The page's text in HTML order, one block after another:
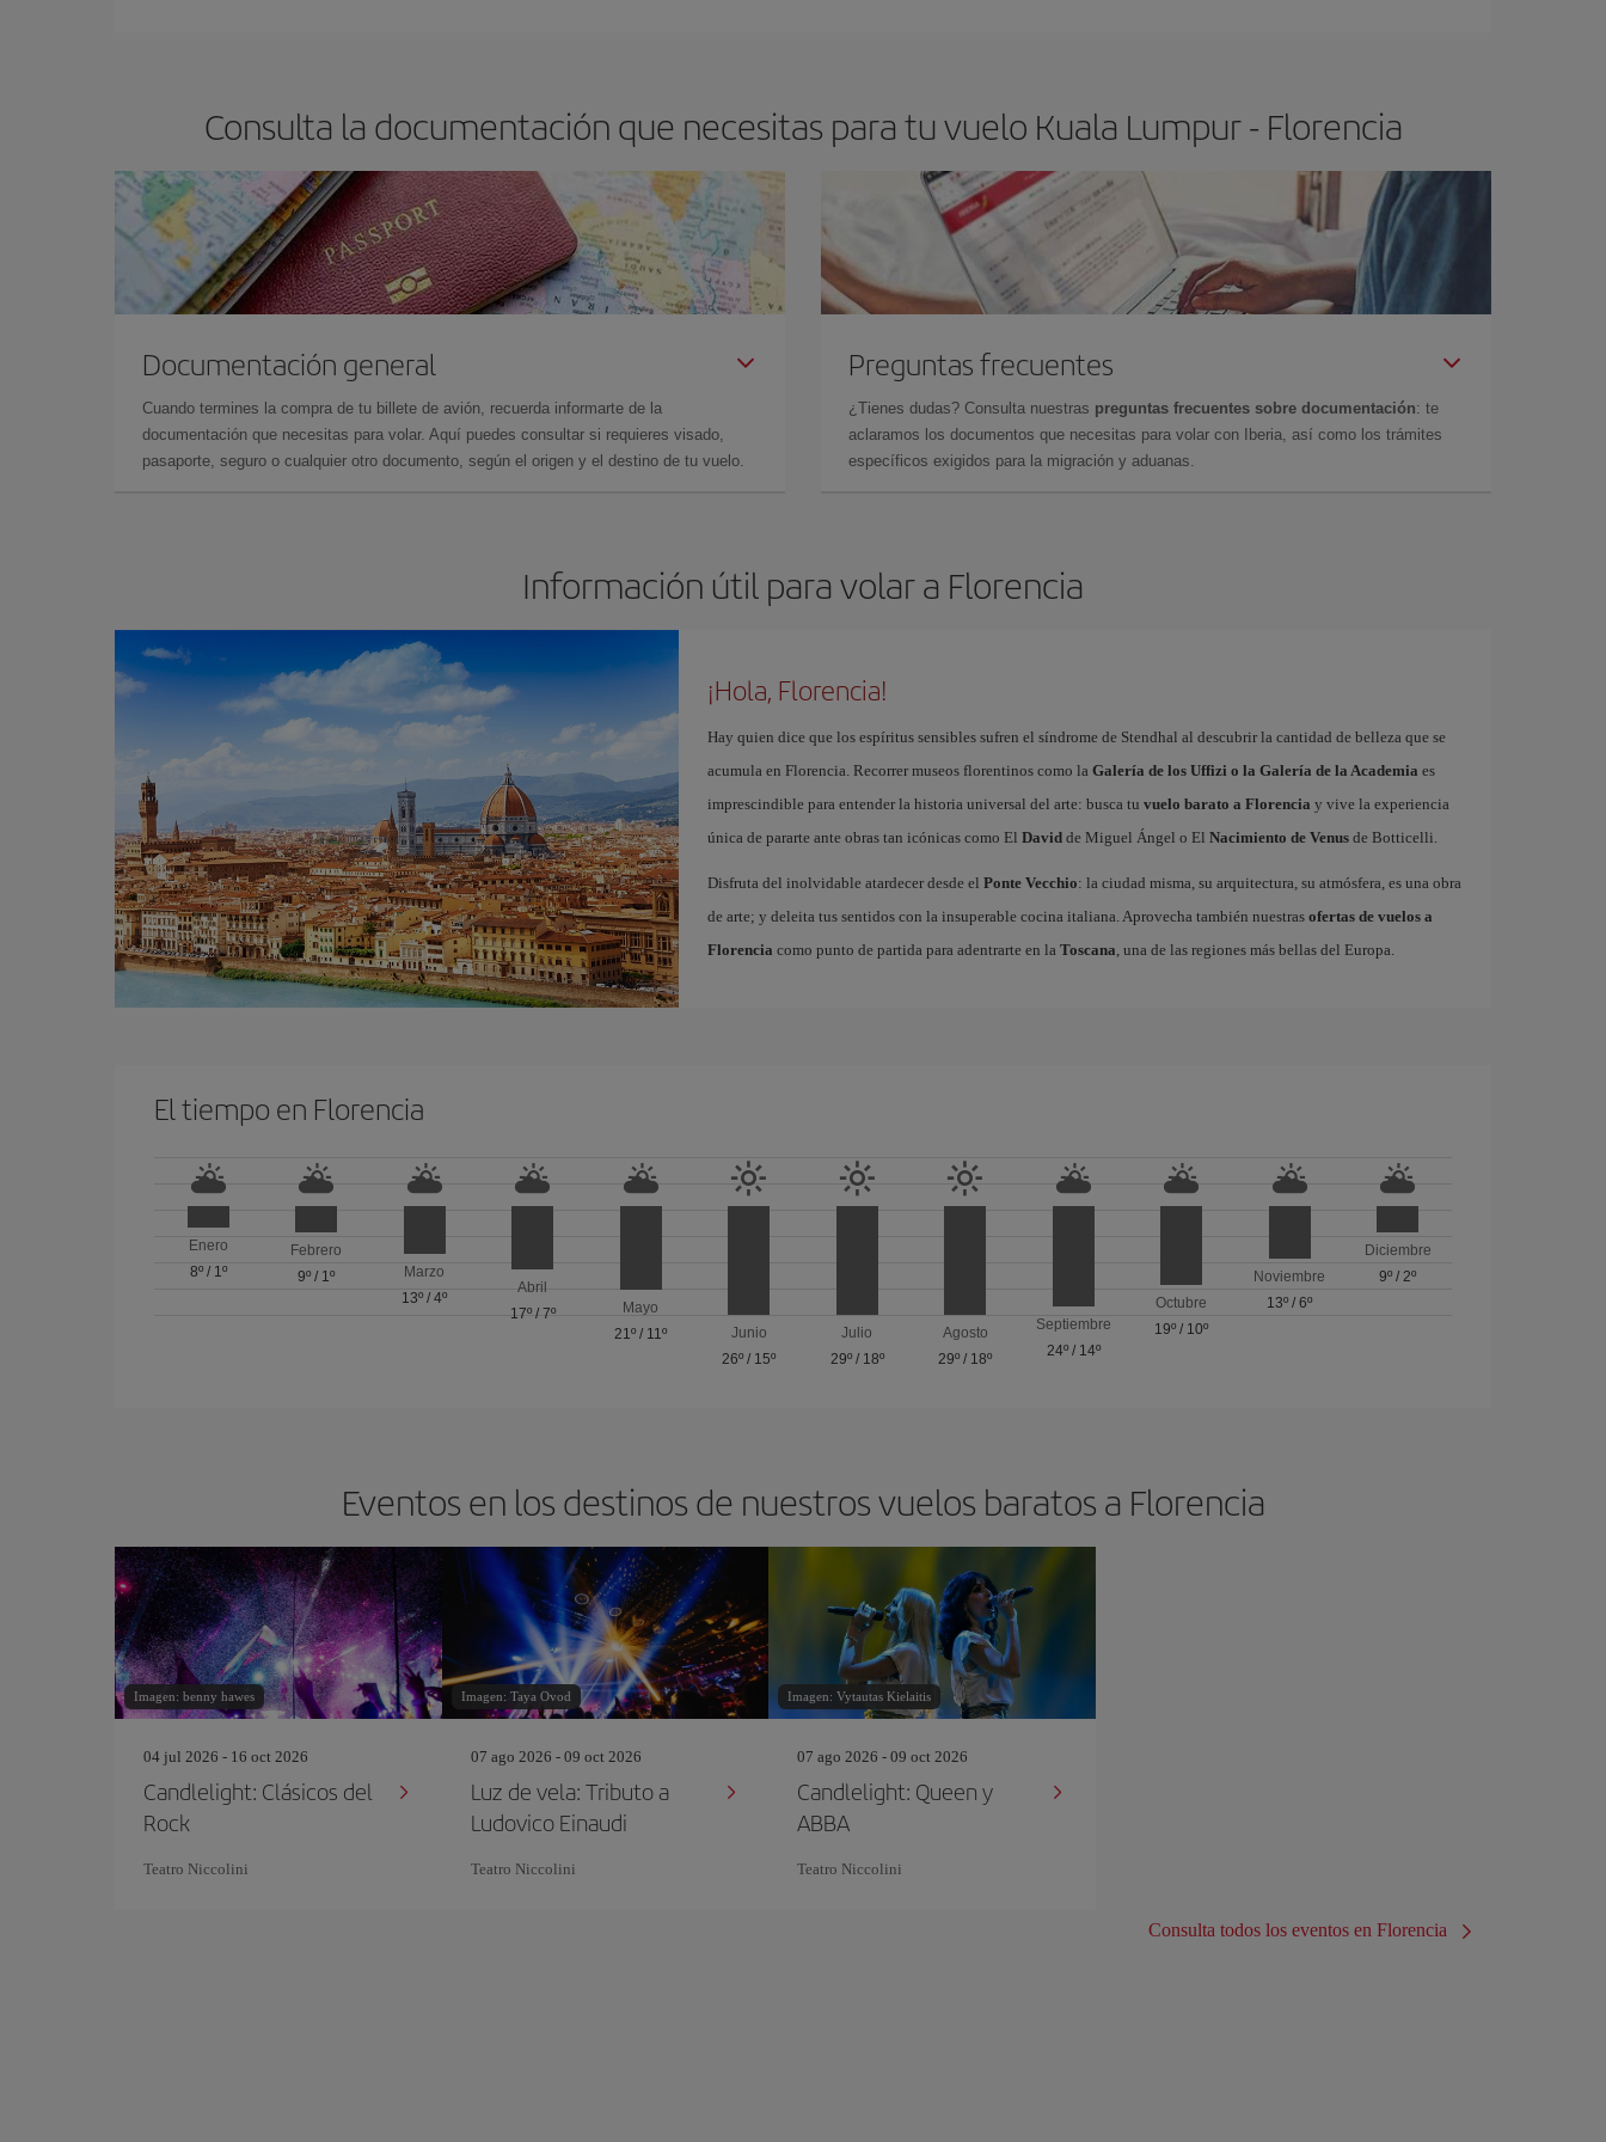
Consulta la documentación que necesitas para tu vuelo Kuala Lumpur - Florencia
Documentación general
Cuando termines la compra de tu billete de avión, recuerda informarte de la
documentación que necesitas para volar. Aquí puedes consultar si requieres visado,
pasaporte, seguro o cualquier otro documento, según el origen y el destino de tu vuelo.
Preguntas frecuentes
¿Tienes dudas? Consulta nuestras preguntas frecuentes sobre documentación: te
aclaramos los documentos que necesitas para volar con Iberia, así como los trámites
específicos exigidos para la migración y aduanas.
Información útil para volar a Florencia
¡Hola, Florencia!
Hay quien dice que los espíritus sensibles sufren el síndrome de Stendhal al descubrir la cantidad de belleza que se
acumula en Florencia. Recorrer museos florentinos como la Galería de los Uffizi o la Galería de la Academia es
imprescindible para entender la historia universal del arte: busca tu vuelo barato a Florencia y vive la experiencia
única de pararte ante obras tan icónicas como El Davidde Miguel Ángel o El Nacimiento de Venusde Botticelli.
Disfruta del inolvidable atardecer desde el Ponte Vecchio: la ciudad misma, su arquitectura, su atmósfera, es una obra
de arte; y deleita tus sentidos con la insuperable cocina italiana. Aprovecha también nuestras ofertas de vuelos a
Florencia como punto de partida para adentrarte en la Toscana, una de las regiones más bellas del Europa.
El tiempo en Florencia
Enero
8º/ 1º
Febrero
9º / 1º
Marzo
13º /4º
Abril
17º/ 7º
Mayo
21º / 11º
Junio
26º / 15º
Julio
29º/ 18º
Agosto
29º / 18º
Septiembre
24º/ 14º
Octubre
19º / 10º
Noviembre
13º /6º
Diciembre
9º /2º
Eventos en los destinos de nuestros vuelos baratos a Florencia
Imagen: benny hawes
04 jul 2026 - 16 oct 2026
Candlelight: Clásicos del
Rock
Teatro Niccolini
Imagen: Taya Ovod
07 ago 2026 - 09 oct 2026
Luz de vela: Tributo a
Ludovico Einaudi
Teatro Niccolini
Imagen: Vytautas Kielaitis
07 ago 2026 - 09 oct 2026
Candlelight: Queen y
ABBA
Teatro Niccolini
Consulta todos los eventos en Florencia